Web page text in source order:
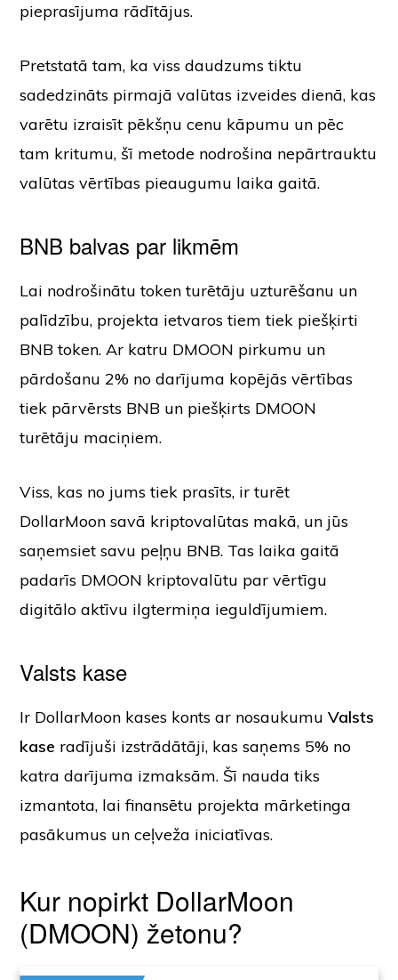
pieprasījuma rādītājus.
Pretstatā tam, ka viss daudzums tiktu
sadedzināts pirmajā valūtas izveides dienā, kas
varētu izraisīt pēkšņu cenu kāpumu un pēc
tam kritumu, šī metode nodrošina nepārtrauktu
valūtas vērtības pieaugumu laika gaitā.
BNB balvas par likmēm
Lai nodrošinātu token turētāju uzturēšanu un
palīdzību, projekta ietvaros tiem tiek piešķirti
BNB token. Ar katru DMOON pirkumu un
pārdošanu 2% no darījuma kopējās vērtības
tiek pārvērsts BNB un piešķirts DMOON
turētāju maciņiem.
Viss, kas no jums tiek prasīts, ir turēt
DollarMoon savā kriptovalūtas makā, un jūs
saņemsiet savu peļņu BNB. Tas laika gaitā
padarīs DMOON kriptovalūtu par vērtīgu
digitālo aktīvu ilgtermiņa ieguldījumiem.
Valsts kase
Ir DollarMoon kases konts ar nosaukumuValsts
kase radījuši izstrādātāji, kas saņems 5% no
katra darījuma izmaksām. Šī nauda tiks
izmantota, lai finansētu projekta mārketinga
pasākumus un ceļveža iniciatīvas.
Kur nopirkt DollarMoon
(DMOON) žetonu?